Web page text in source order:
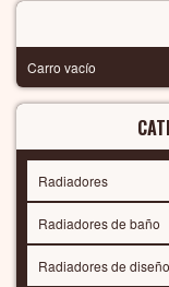
Carro vacío
Radiadores
Radiadores de baño
Radiadores de diseño